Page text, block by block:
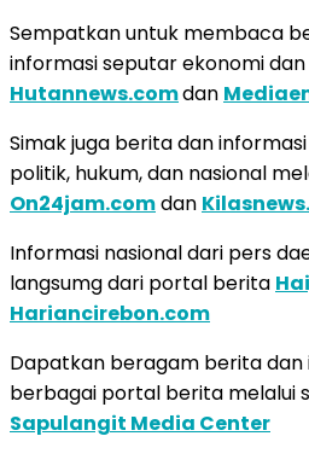
Sempatkan untuk membaca
informasi seputar ekonomi
Hutannews.comdan
Simak juga berita dan
politik, hukum, dan nasional
On24jam.comdan
Informasi nasional dari pers
langsumg dari portal berita
Hariancirebon.com
Dapatkan beragam berita dan
berbagai portal berita melalui
Sapulangit Media Center